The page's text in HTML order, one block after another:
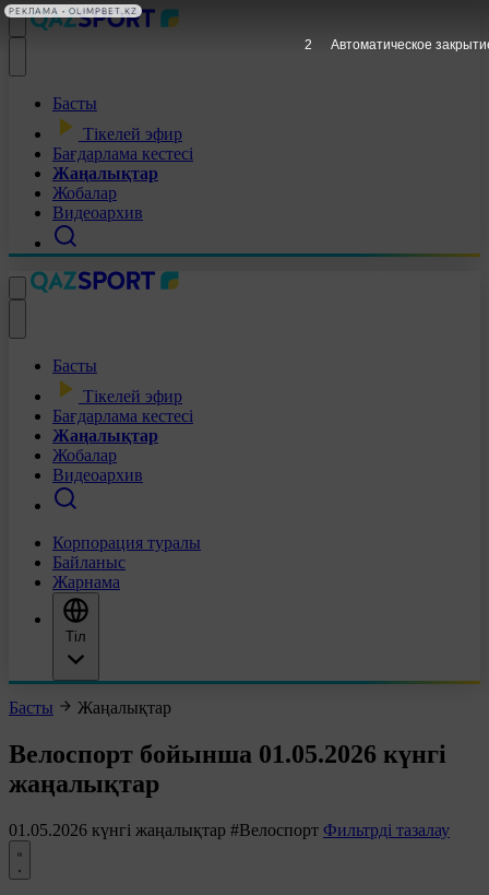
Басты
Тікелей эфир
Бағдарлама кестесі
Жаңалықтар
Жобалар
Видеоархив
Басты
Тікелей эфир
Бағдарлама кестесі
Жаңалықтар
Жобалар
Видеоархив
Корпорация туралы
Байланыс
Жарнама
Тіл
Басты Жаңалықтар
Велоспорт бойынша 01.05.2026 күнгі
жаңалықтар
01.05.2026 күнгі жаңалықтар #Велоспорт Фильтрді тазалау
1 Автоматическое
РЕКЛАМА • OLIMPBET.KZ